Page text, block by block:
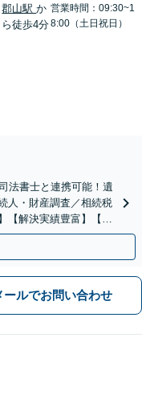
郡山駅か
ら徒歩4分
営業時間：09:30~1
8:00（土日祝日）
法書士と連携可能！遺
人・財産調査／相続税
解決実績豊富】【電
ールでお問い合わせ